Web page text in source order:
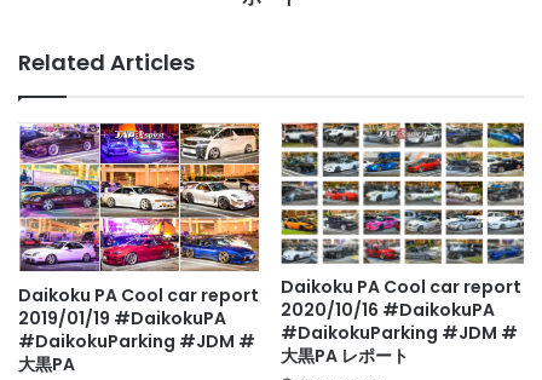
ポ
ー
ト
Related Articles
Daikoku PA Cool car report
2019/01/19 #DaikokuPA
#DaikokuParking #JDM #
大黒PA
Daikoku PA Cool car report
2020/10/16 #DaikokuPA
#DaikokuParking #JDM #
大黒PA レポート